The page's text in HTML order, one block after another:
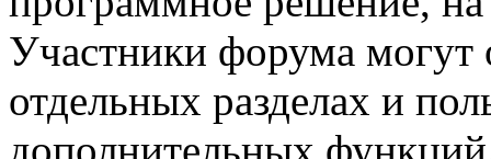
Участники форума могут
отдельных разделах и